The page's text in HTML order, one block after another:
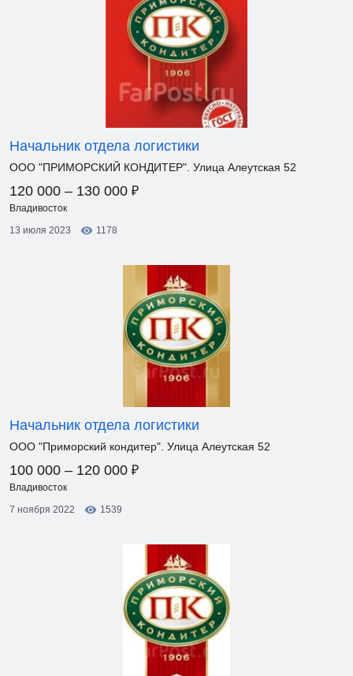
Начальник отдела логистики
ООО "ПРИМОРСКИЙ КОНДИТЕР". Улица Алеутская 52
120 000 – 130 000 ₽
Владивосток
13 июля 2023
1178
Начальник отдела логистики
ООО "Приморский кондитер". Улица Алеутская 52
100 000 – 120 000 ₽
Владивосток
7 ноября 2022
1539